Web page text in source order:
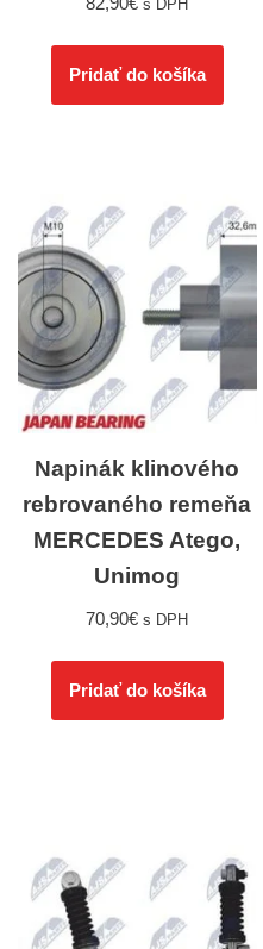
s DPH
Pridať do košíka
Napinák klinového
rebrovaného remeňa
MERCEDES Atego,
Unimog
70,90€ s DPH
Pridať do košíka